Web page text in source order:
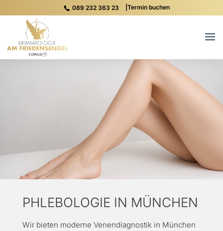
089 232 363 23 |Termin buchen
PHLEBOLOGIE IN MÜNCHEN
Wir bieten moderne Venendiagnostik in München